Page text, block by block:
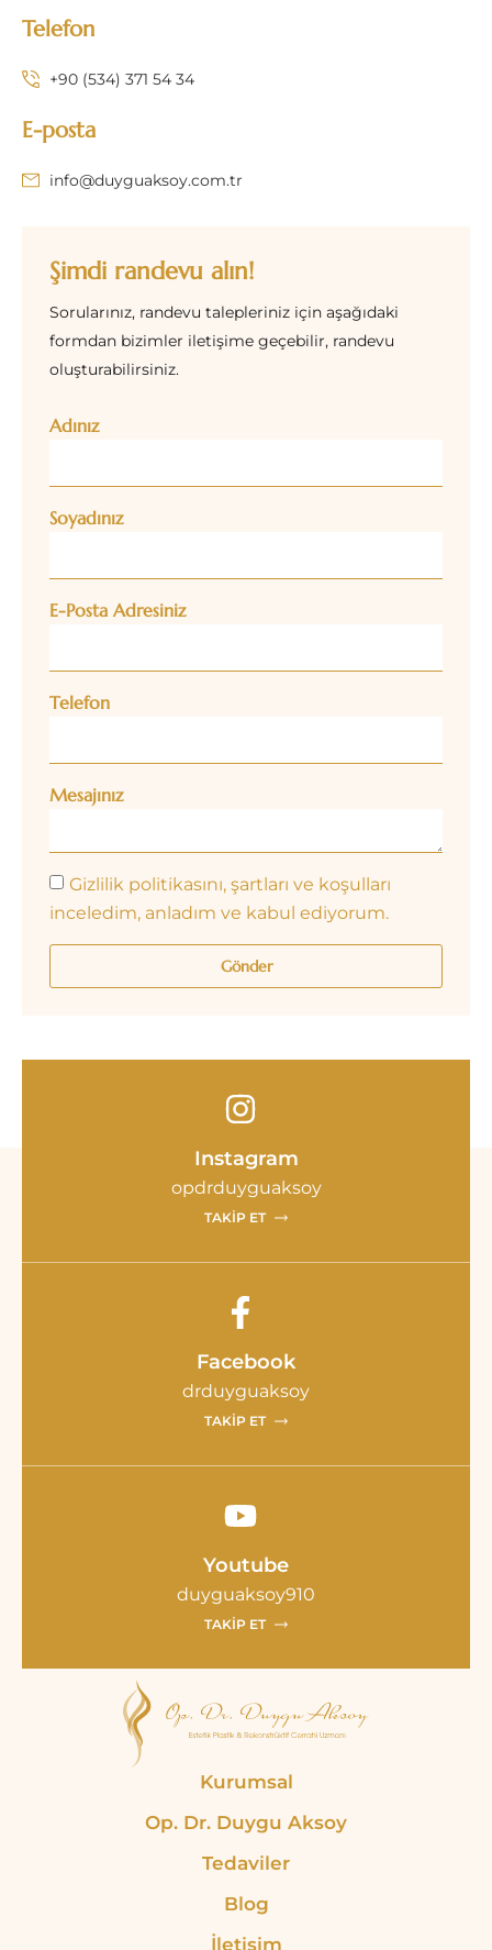
Telefon
+90 (534) 371 54 34
E-posta
info@duyguaksoy.com.tr
Şimdi randevu alın!
Sorularınız, randevu talepleriniz için aşağıdaki
formdan bizimler iletişime geçebilir, randevu
oluşturabilirsiniz.
Adınız
Soyadınız
E-Posta Adresiniz
Telefon
Mesajınız
Gizlilik politikasını, şartları ve koşulları
inceledim, anladım ve kabul ediyorum.
Gönder
Instagram
opdrduyguaksoy
TAKIP ET
Facebook
drduyguaksoy
TAKIP ET
Youtube
duyguaksoy910
TAKIP ET
Kurumsal
Op. Dr. Duygu Aksoy
Tedaviler
Blog
İletişim